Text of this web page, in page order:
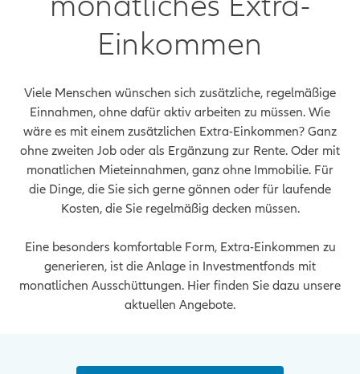
Einkommen
Viele Menschen wünschen sich zusätzliche, regelmäßige
Einnahmen, ohne dafür aktiv arbeiten zu müssen. Wie
wäre es mit einem zusätzlichen Extra-Einkommen? Ganz
ohne zweiten Job oder als Ergänzung zur Rente. Oder mit
monatlichen Mieteinnahmen, ganz ohne Immobilie. Für
die Dinge, die Sie sich gerne gönnen oder für laufende
Kosten, die Sie regelmäßig decken müssen.
Eine besonders komfortable Form, Extra-Einkommen zu
generieren, ist die Anlage in Investmentfonds mit
monatlichen Ausschüttungen. Hier finden Sie dazu unsere
aktuellen Angebote.